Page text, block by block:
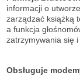
informacji o
zarządzać książką
a funkcja
zatrzymywania się
Obsługuje